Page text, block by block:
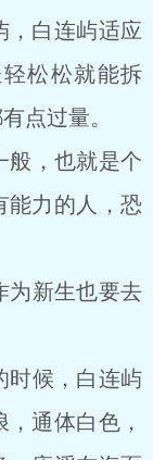
，白连屿适应
松松就能拆
点过量。
，也就是个
能力的人，恐
新生也要去
候，白连屿
通体白色，